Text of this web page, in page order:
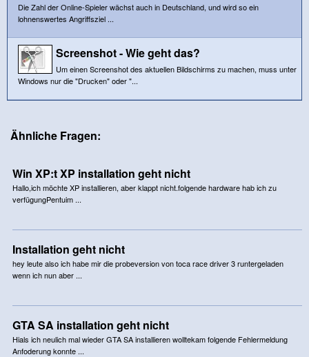
Die Zahl der Online-Spieler wächst auch in Deutschland, und wird so ein
lohnenswertes Angriffsziel ...
Screenshot - Wie geht das?
Um einen Screenshot des aktuellen Bildschirms zu machen, muss unter
Windows nur die "Drucken" oder "...
Ähnliche Fragen:
Win XP:t XP installation geht nicht
Hallo,ich möchte XP installieren, aber klappt nicht.folgende hardware hab ich zu
verfügungPentuim ...
Installation geht nicht
hey leute also ich habe mir die probeversion von toca race driver 3 runtergeladen
wenn ich nun aber ...
GTA SA installation geht nicht
Hials ich neulich mal wieder GTA SA installieren wolltekam folgende Fehlermeldung
Anfoderung konnte ...